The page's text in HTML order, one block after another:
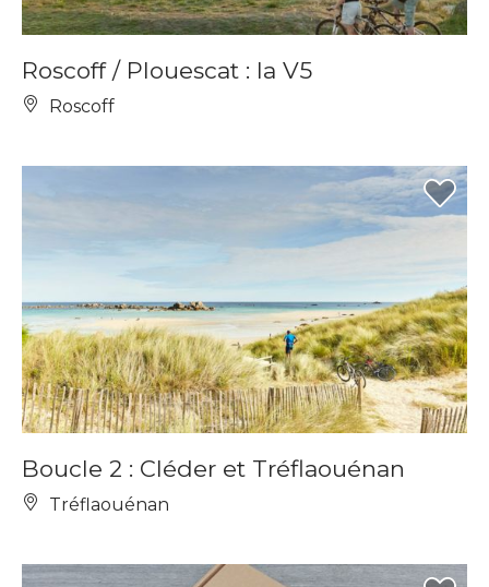
Roscoff / Plouescat : la V5
Roscoff
Boucle 2 : Cléder et Tréflaouénan
Tréflaouénan